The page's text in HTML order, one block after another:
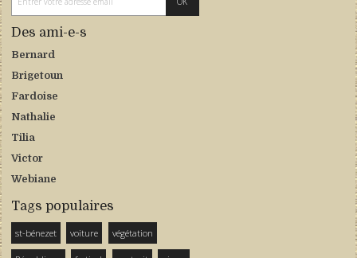
Des ami-e-s
Bernard
Brigetoun
Fardoise
Nathalie
Tilia
Victor
Webiane
Tags populaires
st-bénezet voiture végétation